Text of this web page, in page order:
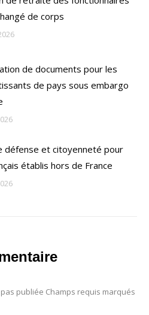
de corps
de documents pour les
de pays sous embargo
défense et citoyenneté pour
établis hors de France
publiée Champs requis marqués